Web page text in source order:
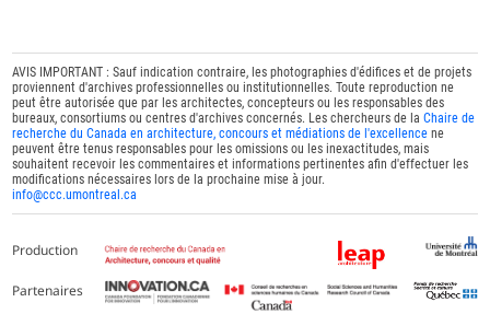
AVIS IMPORTANT : Sauf indication contraire, les photographies d'édifices et de projets
proviennent d'archives professionnelles ou institutionnelles. Toute reproduction ne
peut être autorisée que par les architectes, concepteurs ou les responsables des
bureaux, consortiums ou centres d'archives concernés. Les chercheurs de laChaire de
recherche du Canada en architecture, concours et médiations de l'excellence ne
peuvent être tenus responsables pour les omissions ou les inexactitudes, mais
souhaitent recevoir les commentaires et informations pertinentes afin d'effectuer les
modifications nécessaires lors de la prochaine mise à jour.
info@ccc.umontreal.ca
Production
Partenaires